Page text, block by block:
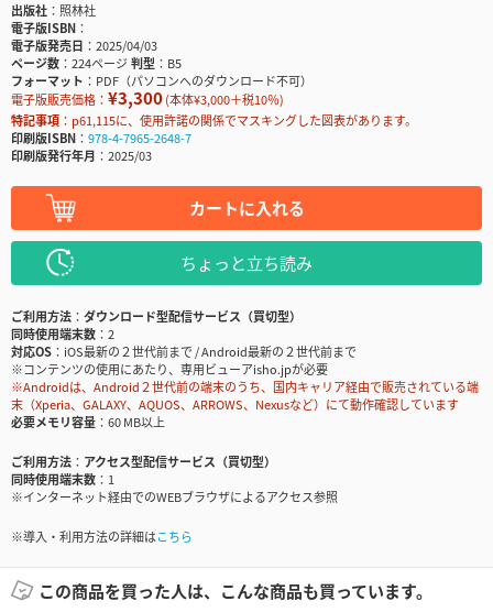
出版社
照林社
電子版ISBN
電子版発売日
2025/04/03
ページ数
224ページ判型
B5
フォーマット
PDF（パソコンへのダウンロード不可）
電子版販売価格： ¥3,300(本体¥3,000＋税10％)
特記事項
p61,115に、使用許諾の関係でマスキングした図表があります。
印刷版ISBN
978-4-7965-2648-7
印刷版発行年月
2025/03
カートに入れる
ちょっと立ち読み
ご利用方法
ダウンロード型配信サービス（買切型）
同時使用端末数
2
対応OS
iOS最新の２世代前まで / Android最新の２世代前まで
※コンテンツの使用にあたり、専用ビューアisho.jpが必要
※Androidは、Android２世代前の端末のうち、国内キャリア経由で販売されている端
末（Xperia、GALAXY、AQUOS、ARROWS、Nexusなど）にて動作確認しています
必要メモリ容量
60 MB以上
ご利用方法
アクセス型配信サービス（買切型）
同時使用端末数
1
※インターネット経由でのWEBブラウザによるアクセス参照
※導入・利用方法の詳細はこちら
この商品を買った人は、こんな商品も買っています。